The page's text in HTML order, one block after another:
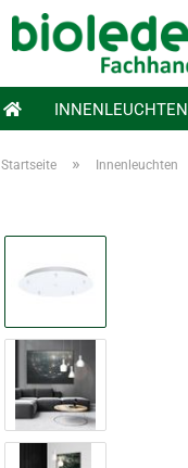
INNENLEUCHTEN
Startseite » Innenleuchten